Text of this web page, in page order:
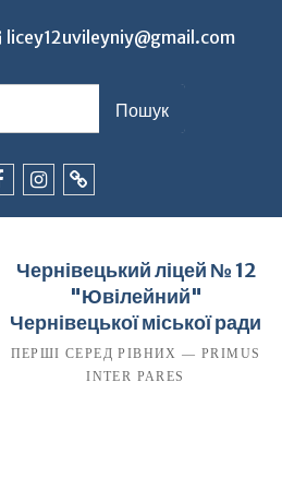
licey12uvileyniy@gmail.com
Чернівецький ліцей № 12
"Ювілейний"
Чернівецької міської ради
ПЕРШІ СЕРЕД РІВНИХ — PRIMUS
INTER PARES